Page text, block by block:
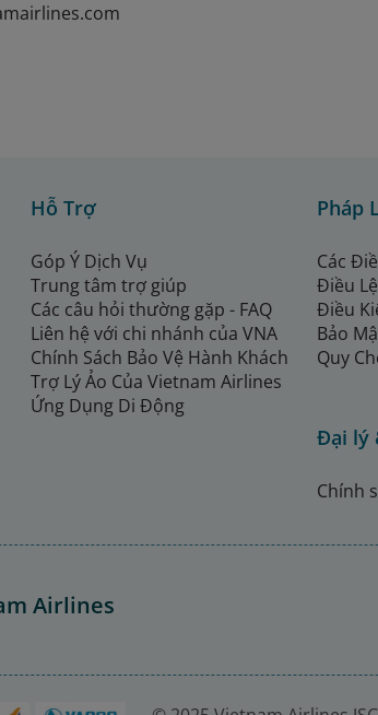
Hỗ Trợ
Góp Ý Dịch Vụ
Trung tâm trợ giúp
Các câu hỏi thường gặp - FAQ
Liên hệ với chi nhánh của VNA
Chính Sách Bảo Vệ Hành Khách
Trợ Lý Ảo Của Vietnam Airlines
Ứng Dụng Di Động
Pháp
Các
Điều
Điều
Bảo
Quy
Đại lý
Chính
Airlines